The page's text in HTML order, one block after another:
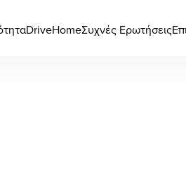
DriveHomeΣυχνές Ερωτήσεις